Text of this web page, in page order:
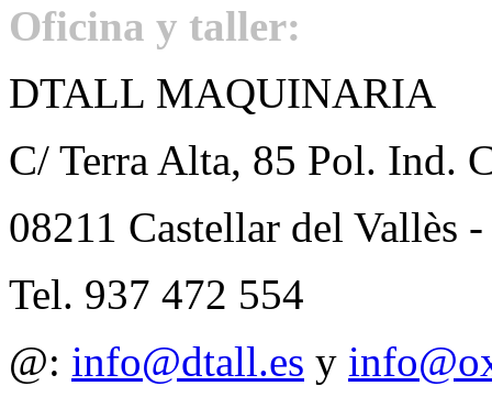
Oficina y taller:
DTALL MAQUINARIA
C/ Terra Alta, 85 Pol. Ind.
08211 Castellar del Vallès
Tel. 937 472 554
@: info@dtall.es y